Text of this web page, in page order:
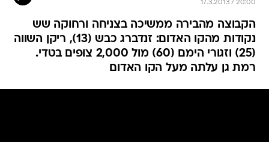
17.3.2013 / 20:00
הקבוצה מהבירה ממשיכה בצניחה ורחוקה שש
נקודות מהקו האדום: זנדברג כבש (13), ריקן השווה
(25) וזגורי הימם (60) מול 2,000 צופים בטדי.
רמת גן עלתה מעל הקו האדום